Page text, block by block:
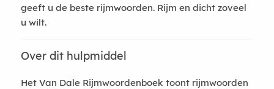
geeft u de beste rijmwoorden. Rijm en dicht zoveel
u wilt.
Over dit hulpmiddel
Het Van Dale Rijmwoordenboek toont rijmwoorden